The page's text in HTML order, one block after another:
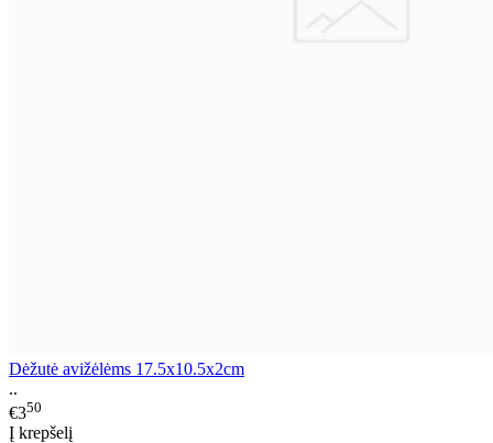
Dėžutė avižėlėms 17.5x10.5x2cm
..
€350
Į krepšelį